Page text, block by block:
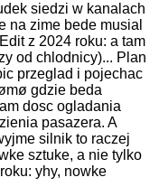
siedzi w kanalach
na zime bede musial
z 2024 roku: a tam
od chlodnicy)... Plan
przeglad i pojechac
gdzie beda
dosc ogladania
pasazera. A
silnik to raczej
sztuke, a nie tylko
yhy, nowke